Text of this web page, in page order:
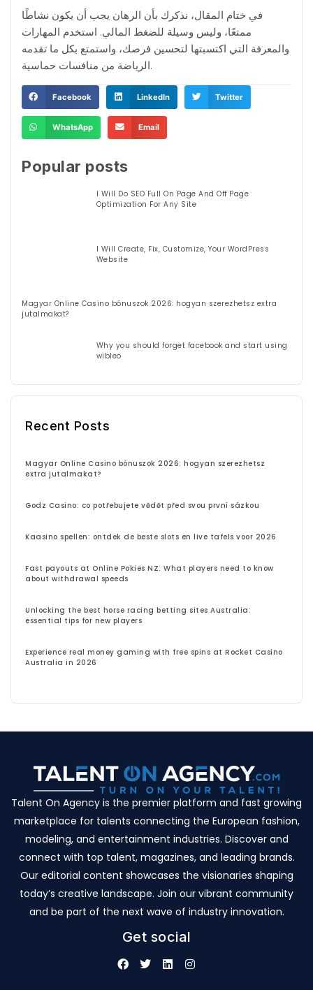
في ختام المقال، نذكرك بأن الرهان يجب أن يكون نشاطًا
ممتعًا، وليس وسيلة للضغط المالي. استخدم المهارات
والمعرفة التي اكتسبتها لتحسين فرصك، واستمتع بكل ما تقدمه
الرياضة من منافسات حماسية.
Facebook LinkedIn Twitter
WhatsApp Email
Popular posts
I Will Do SEO Full On Page And Off Page
Optimization For Any Site
I Will Create, Fix, Customize, Your WordPress
Website
Magyar Online Casino bónuszok 2026: hogyan szerezhetsz extra
jutalmakat?
Why you should forget facebook and start using
wibleo
Recent Posts
Magyar Online Casino bónuszok 2026: hogyan szerezhetsz
extra jutalmakat?
Godz Casino: co potřebujete vědět před svou první sázkou
Kaasino spellen: ontdek de beste slots en live tafels voor 2026
Fast payouts at Online Pokies NZ: What players need to know
about withdrawal speeds
Unlocking the best horse racing betting sites Australia:
essential tips for new players
Experience real money gaming with free spins at Rocket Casino
Australia in 2026
Talent On Agency is the premier platform and fast growing
marketplace for talents connecting the European fashion,
modeling, and entertainment industries. Discover and
connect with top talent, magazines, and leading brands.
Our editorial content showcases the visionaries shaping
today’s creative landscape. Join our vibrant community
and be part of the next wave of industry innovation.
Get social